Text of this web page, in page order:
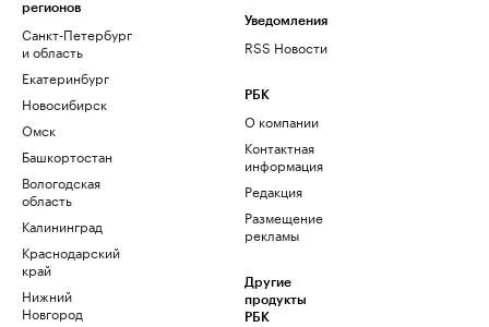
регионов
Санкт-Петербург
и область
Екатеринбург
Новосибирск
Омск
Башкортостан
Вологодская
область
Калининград
Краснодарский
край
Нижний
Новгород
Уведомления
RSS Новости
РБК
О компании
Контактная
информация
Редакция
Размещение
рекламы
Другие
продукты
РБК